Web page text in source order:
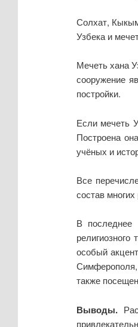
Солхат,
Узбека и
Мечеть хана
сооружение
постройки.
Если мечеть
Построена
учёных и
Все
состав
В последнее
особый
Симферополя,
также
Выводы.